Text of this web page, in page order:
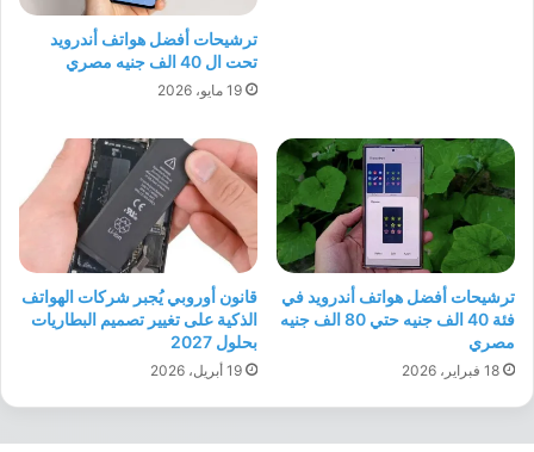
ترشيحات أفضل هواتف أندرويد
تحت ال 40 الف جنيه مصري
19 مايو، 2026
ترشيحات أفضل هواتف أندرويد في
فئة 40 الف جنيه حتي 80 الف جنيه
مصري
18 فبراير، 2026
قانون أوروبي يُجبر شركات الهواتف
الذكية على تغيير تصميم البطاريات
بحلول 2027
19 أبريل، 2026